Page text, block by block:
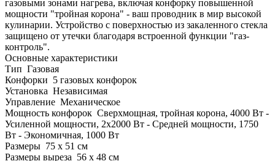
газовыми зонами нагрева, включая конфорку повышенной
мощности "тройная корона" - ваш проводник в мир высокой
кулинарии. Устройство с поверхностью из закаленного стекла
защищено от утечки благодаря встроенной функции "газ-
контроль".
Основные характеристики
Тип Газовая
Конфорки 5 газовых конфорок
Установка Независимая
Управление Механическое
Мощность конфорок Сверхмощная, тройная корона, 4000 Вт -
Усиленной мощности, 2х2000 Вт - Средней мощности, 1750
Вт - Экономичная, 1000 Вт
Размеры 75 x 51 см
Размеры выреза 56 x 48 см